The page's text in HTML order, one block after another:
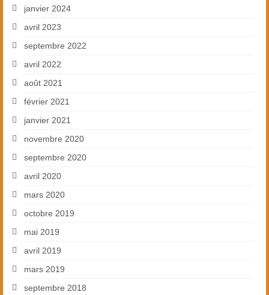
janvier 2024
avril 2023
septembre 2022
avril 2022
août 2021
février 2021
janvier 2021
novembre 2020
septembre 2020
avril 2020
mars 2020
octobre 2019
mai 2019
avril 2019
mars 2019
septembre 2018